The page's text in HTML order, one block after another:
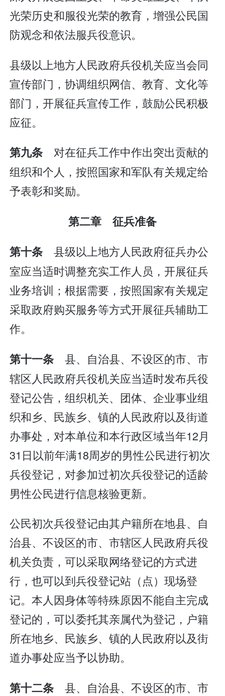
光荣历史和服役光荣的教育，增强公民国
防观念和依法服兵役意识。
县级以上地方人民政府兵役机关应当会同
宣传部门，协调组织网信、教育、文化等
部门，开展征兵宣传工作，鼓励公民积极
应征。
第九条 对在征兵工作中作出突出贡献的
组织和个人，按照国家和军队有关规定给
予表彰和奖励。
第二章 征兵准备
第十条 县级以上地方人民政府征兵办公
室应当适时调整充实工作人员，开展征兵
业务培训；根据需要，按照国家有关规定
采取政府购买服务等方式开展征兵辅助工
作。
第十一条 县、自治县、不设区的市、市
辖区人民政府兵役机关应当适时发布兵役
登记公告，组织机关、团体、企业事业组
织和乡、民族乡、镇的人民政府以及街道
办事处，对本单位和本行政区域当年12月
31日以前年满18周岁的男性公民进行初次
兵役登记，对参加过初次兵役登记的适龄
男性公民进行信息核验更新。
公民初次兵役登记由其户籍所在地县、自
治县、不设区的市、市辖区人民政府兵役
机关负责，可以采取网络登记的方式进
行，也可以到兵役登记站（点）现场登
记。本人因身体等特殊原因不能自主完成
登记的，可以委托其亲属代为登记，户籍
所在地乡、民族乡、镇的人民政府以及街
道办事处应当予以协助。
第十二条 县、自治县、不设区的市、市